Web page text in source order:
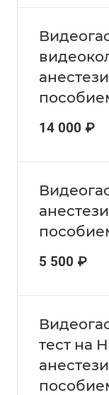
14 000 ₽
5 500 ₽
тест на